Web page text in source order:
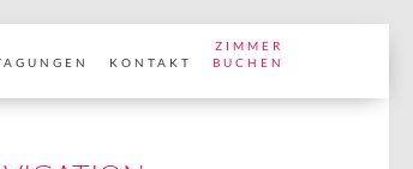
KONTAKT
ZIMMER
BUCHEN